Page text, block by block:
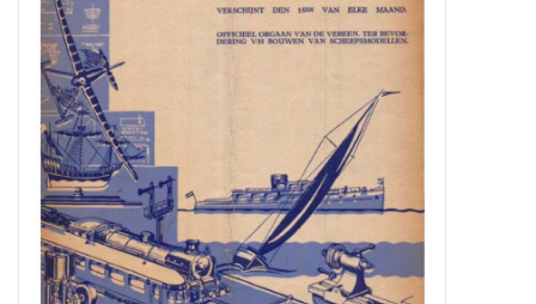
Neue Zeichnungen
NEUE ZEITSCHRIFTEN
ABONNEMENT DER
MODELLBAUER
Baubeschreibungen